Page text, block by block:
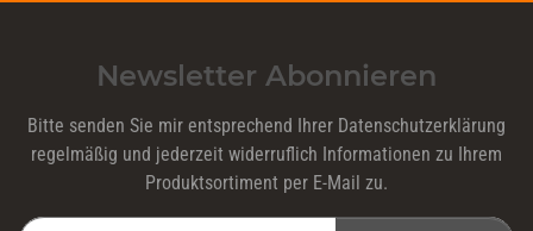
Newsletter Abonnieren
Bitte senden Sie mir entsprechend Ihrer Datenschutzerklärung
regelmäßig und jederzeit widerruflich Informationen zu Ihrem
Produktsortiment per E-Mail zu.